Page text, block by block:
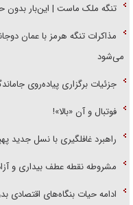
تنگه ملک ماست | این‌بار بدون
مذاکرات تنگه هرمز با عمان
می‌شود
جزئیات برگزاری پیاده‌روی
فوتبال و آن «بالا»!
راهبرد غافلگیری با نسل جدید
مشروطه نقطه عطف بیداری و
ادامه حیات بنگاه‌های